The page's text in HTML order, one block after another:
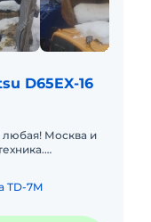
D65EX-16
любая! Москва и
TD-7M